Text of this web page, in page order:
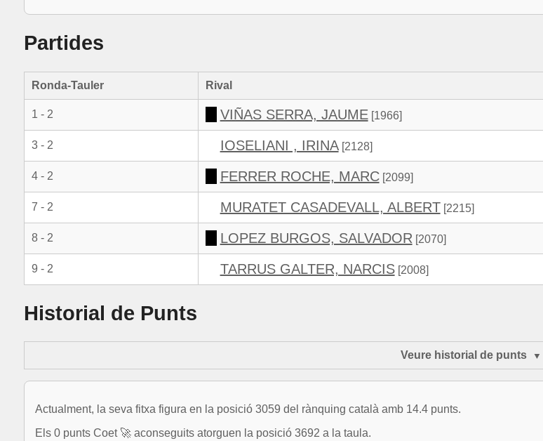
Partides
Ronda-Tauler Rival
1 - 2 VIÑAS SERRA, JAUME[1966]
3 - 2 IOSELIANI , IRINA[2128]
4 - 2 FERRER ROCHE, MARC[2099]
7 - 2 MURATET CASADEVALL, ALBERT [2215]
8 - 2 LOPEZ BURGOS, SALVADOR [2070]
9 - 2 TARRUS GALTER, NARCIS[2008]
Historial de Punts
Veure historial de punts
Actualment, la seva fitxa figura en la posició 3059 del rànquing català amb 14.4 punts.
Els 0 punts Coet 🚀 aconseguits atorguen la posició 3692 a la taula.